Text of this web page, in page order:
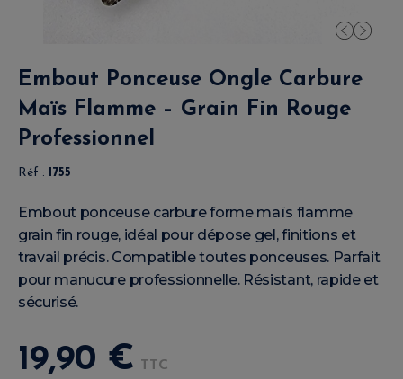
Embout Ponceuse Ongle Carbure
Maïs Flamme – Grain Fin Rouge
Professionnel
Réf : 1755
Embout ponceuse carbure forme maïs flamme
grain fin rouge, idéal pour dépose gel, finitions et
travail précis. Compatible toutes ponceuses. Parfait
pour manucure professionnelle. Résistant, rapide et
sécurisé.
19,90 € TTC